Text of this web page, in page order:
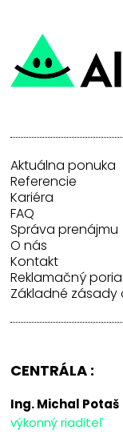
Aktuálna ponuka
Referencie
Kariéra
FAQ
Správa prenájmu
O nás
Kontakt
Reklamačný
Základné
CENTRÁLA :
Ing. Michal Potaš
výkonný riaditeľ